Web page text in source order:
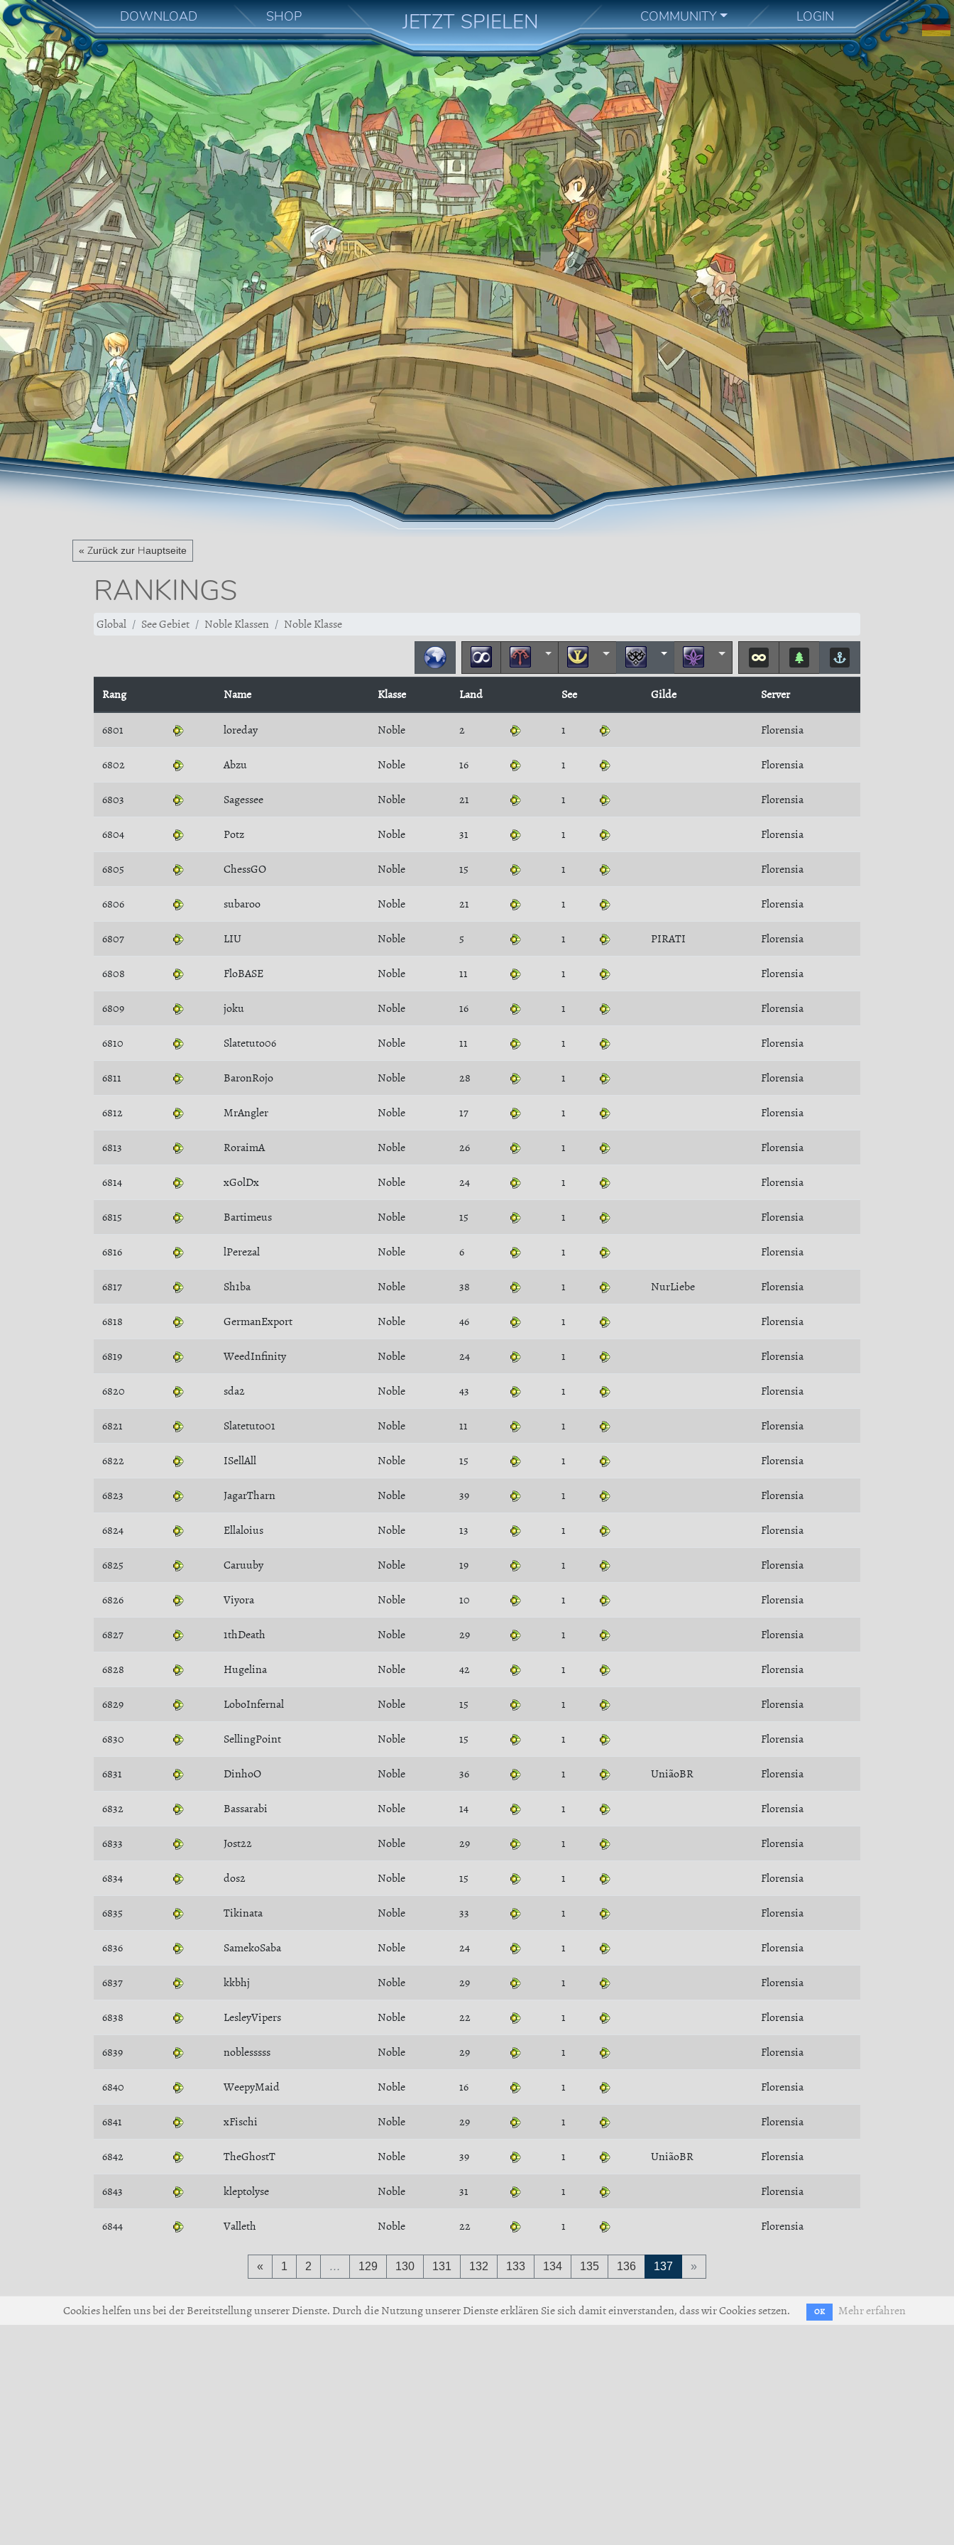
DOWNLOAD SHOP JETZT SPIELEN COMMUNITY LOGIN
« Zurück zur Hauptseite
RANKINGS
Global See Gebiet Noble Klassen Noble Klasse
Rang Name Klasse Land See Gilde Server
6801 loreday Noble 2 1 Florensia
6802 Abzu Noble 16 1 Florensia
6803 Sagessee Noble 21 1 Florensia
6804 Potz Noble 31 1 Florensia
6805 ChessGO Noble 15 1 Florensia
6806 subaroo Noble 21 1 Florensia
6807 LIU Noble 5 1 PIRATI Florensia
6808 FloBASE Noble 11 1 Florensia
6809 joku Noble 16 1 Florensia
6810 Slatetuto06 Noble 11 1 Florensia
6811 BaronRojo Noble 28 1 Florensia
6812 MrAngler Noble 17 1 Florensia
6813 RoraimA Noble 26 1 Florensia
6814 xGolDx Noble 24 1 Florensia
6815 Bartimeus Noble 15 1 Florensia
6816 lPerezal Noble 6 1 Florensia
6817 Sh1ba Noble 38 1 NurLiebe Florensia
6818 GermanExport Noble 46 1 Florensia
6819 WeedInfinity Noble 24 1 Florensia
6820 sda2 Noble 43 1 Florensia
6821 Slatetuto01 Noble 11 1 Florensia
6822 ISellAll Noble 15 1 Florensia
6823 JagarTharn Noble 39 1 Florensia
6824 Ellaloius Noble 13 1 Florensia
6825 Caruuby Noble 19 1 Florensia
6826 Viyora Noble 10 1 Florensia
6827 1thDeath Noble 29 1 Florensia
6828 Hugelina Noble 42 1 Florensia
6829 LoboInfernal Noble 15 1 Florensia
6830 SellingPoint Noble 15 1 Florensia
6831 DinhoO Noble 36 1 UniãoBR Florensia
6832 Bassarabi Noble 14 1 Florensia
6833 Jost22 Noble 29 1 Florensia
6834 dos2 Noble 15 1 Florensia
6835 Tikinata Noble 33 1 Florensia
6836 SamekoSaba Noble 24 1 Florensia
6837 kkbhj Noble 29 1 Florensia
6838 LesleyVipers Noble 22 1 Florensia
6839 noblesssss Noble 29 1 Florensia
6840 WeepyMaid Noble 16 1 Florensia
6841 xFischi Noble 29 1 Florensia
6842 TheGhostT Noble 39 1 UniãoBR Florensia
6843 kleptolyse Noble 31 1 Florensia
6844 Valleth Noble 22 1 Florensia
« 1 2 … 129 130 131 132 133 134 135 136 137 »
Cookies helfen uns bei der Bereitstellung unserer Dienste. Durch die Nutzung unserer Dienste erklären Sie sich damit einverstanden, dass wir Cookies setzen. OK Mehr erfahren